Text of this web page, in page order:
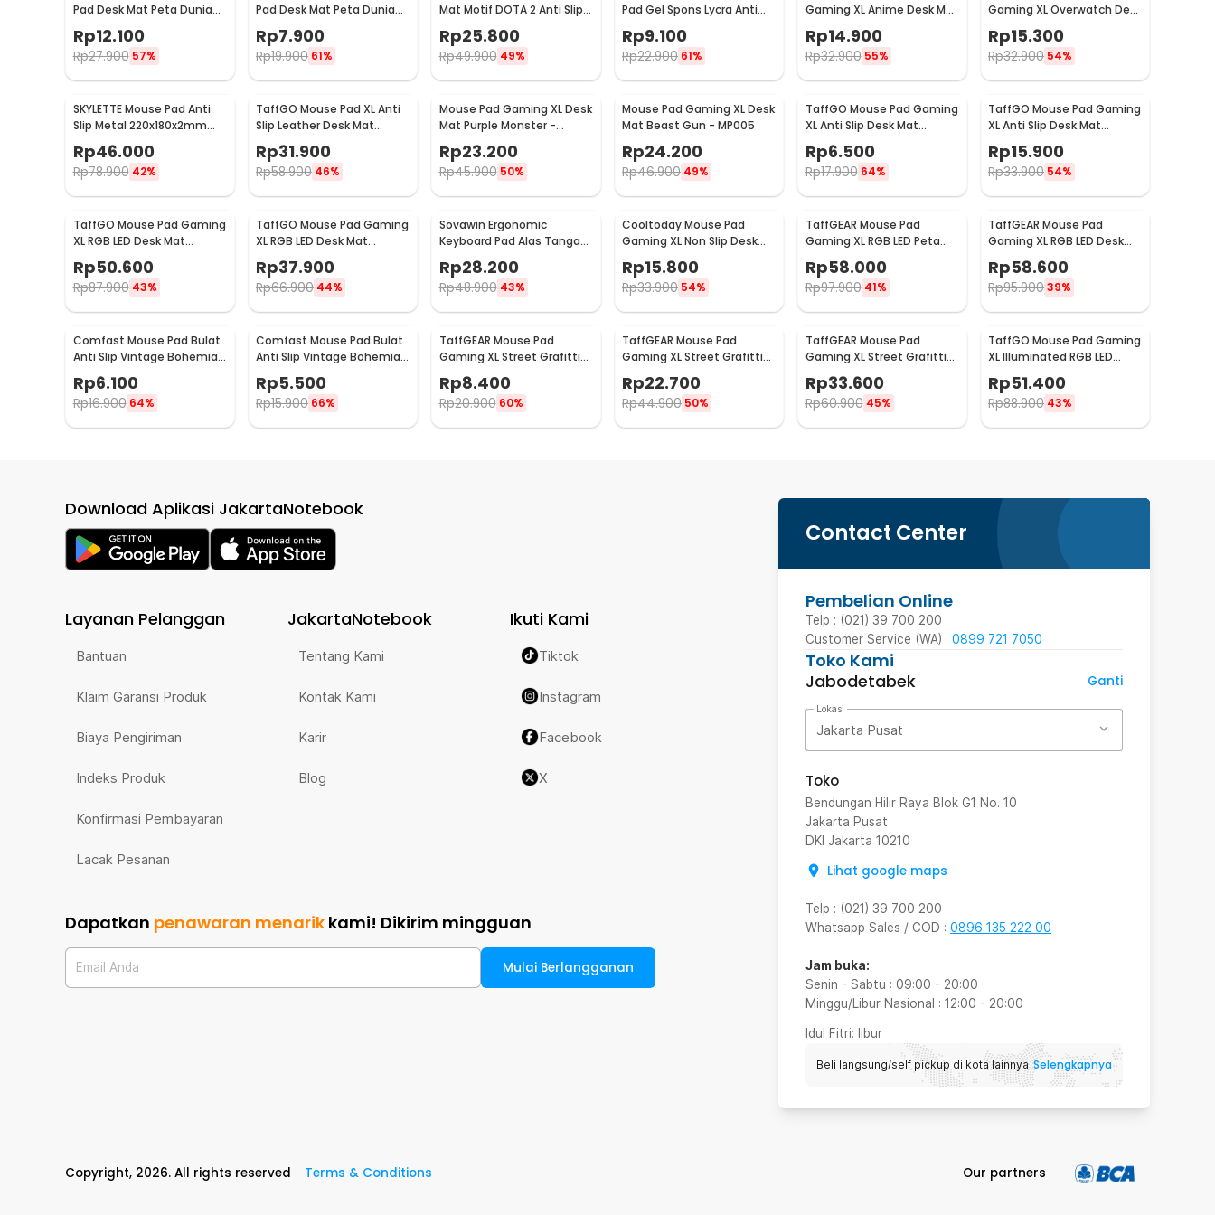
Pad Desk Mat Peta Dunia
300x600x2mm - MP002
Rp12.100
Rp27.900 57%
Pad Desk Mat Peta Dunia
300x250x3mm - MP002
Rp7.900
Rp19.900 61%
Mat Motif DOTA 2 Anti Slip
400x900x2mm
Rp25.800
Rp49.900 49%
Pad Gel Spons Lycra Anti
Rp9.100
Rp22.900 61%
Gaming XL Anime Desk Mat
MP004
Rp14.900
Rp32.900 55%
Gaming XL Overwatch Desk
Mat 800x300x2mm
Overwatch
Rp15.300
Rp32.900 54%
SKYLETTE Mouse Pad Anti
Slip Metal 220x180x2mm
220x180x2mm - SKY-053
Rp46.000
Rp78.900 42%
TaffGO Mouse Pad XL Anti
Slip Leather Desk Mat
Office 800x400x1mm
400x800x1mm - A47780
Rp31.900
Rp58.900 46%
Mouse Pad Gaming XL Desk
Mat Purple Monster -
MP005
Rp23.200
Rp45.900 50%
Mouse Pad Gaming XL Desk
Mat Beast Gun - MP005
Rp24.200
Rp46.900 49%
TaffGO Mouse Pad Gaming
XL Anti Slip Desk Mat
240x310x2mm Speed - LS
Rp6.500
Rp17.900 64%
TaffGO Mouse Pad Gaming
XL Anti Slip Desk Mat
Rp15.900
Rp33.900 54%
TaffGO Mouse Pad Gaming
XL RGB LED Desk Mat
300x800x4mm
Rp50.600
Rp87.900 43%
TaffGO Mouse Pad Gaming
XL RGB LED Desk Mat
250x300x4mm
Rp37.900
Rp66.900 44%
Sovawin Ergonomic
Keyboard Pad Alas Tangan
Memory Foam - SH-023
Rp28.200
Rp48.900 43%
Cooltoday Mouse Pad
Gaming XL Non Slip Desk
Mat 800x300x2mm - LN001
Rp15.800
Rp33.900 54%
TaffGEAR Mouse Pad
Gaming XL RGB LED Peta
Dunia Desk Mat
300x700x4mm - GMS-WT-
5
Rp58.000
Rp97.900 41%
TaffGEAR Mouse Pad
Gaming XL RGB LED Desk
Mat 900x300x4mm
300x900x4mm - RGB-01
Rp58.600
Rp95.90039%
Comfast Mouse Pad Bulat
Anti Slip Vintage Bohemian
Round 200x200x3mm Gray
Moroccan Floral
Rp6.100
Rp16.900 64%
Comfast Mouse Pad Bulat
Anti Slip Vintage Bohemian
Moroccan Floral
Rp5.500
Rp15.900 66%
TaffGEAR Mouse Pad
Gaming XL Street Grafitti
Desk Mat 300x250x3mm -
EI25
Rp8.400
Rp20.900 60%
TaffGEAR Mouse Pad
Gaming XL Street Grafitti
EI25
Rp22.700
Rp44.900 50%
TaffGEAR Mouse Pad
Gaming XL Street Grafitti
Desk Mat 900x400x3mm -
EI25
Rp33.600
Rp60.900 45%
TaffGO Mouse Pad Gaming
XL Illuminated RGB LED
GMS-WT5
Rp51.400
Rp88.900 43%
Contact Center
Pembelian Online
Telp : (021) 39 700 200
Customer Service (WA) : 0899 721 7050
Toko Kami
Jabodetabek
Ganti
Lokasi
Jakarta Pusat
Toko
Bendungan Hilir Raya Blok G1 No. 10
Jakarta Pusat
DKI Jakarta 10210
Lihat google maps
Telp : (021) 39 700 200
Whatsapp Sales / COD : 0896 135 222 00
Jam buka:
Senin - Sabtu : 09:00 - 20:00
Minggu/Libur Nasional : 12:00 - 20:00
Idul Fitri: libur
Beli langsung/self pickup di kota lainnya Selengkapnya
Download Aplikasi JakartaNotebook
Layanan Pelanggan
Bantuan
Klaim Garansi Produk
Biaya Pengiriman
Indeks Produk
Konfirmasi Pembayaran
Lacak Pesanan
JakartaNotebook
Tentang Kami
Kontak Kami
Karir
Blog
Ikuti Kami
Tiktok
Instagram
Facebook
X
Dapatkan penawaran menarik kami! Dikirim mingguan
Email Anda Mulai Berlangganan
Copyright, 2026. All rights reserved Terms & Conditions Our partners